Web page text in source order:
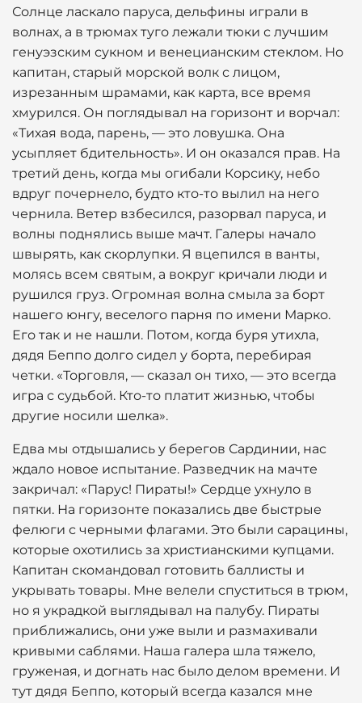
Солнце ласкало паруса, дельфины играли в
волнах, а в трюмах туго лежали тюки с лучшим
генуэзским сукном и венецианским стеклом. Но
капитан, старый морской волк с лицом,
изрезанным шрамами, как карта, все время
хмурился. Он поглядывал на горизонт и ворчал:
«Тихая вода, парень, — это ловушка. Она
усыпляет бдительность». И он оказался прав. На
третий день, когда мы огибали Корсику, небо
вдруг почернело, будто кто-то вылил на него
чернила. Ветер взбесился, разорвал паруса, и
волны поднялись выше мачт. Галеры начало
швырять, как скорлупки. Я вцепился в ванты,
молясь всем святым, а вокруг кричали люди и
рушился груз. Огромная волна смыла за борт
нашего юнгу, веселого парня по имени Марко.
Его так и не нашли. Потом, когда буря утихла,
дядя Беппо долго сидел у борта, перебирая
четки. «Торговля, — сказал он тихо, — это всегда
игра с судьбой. Кто-то платит жизнью, чтобы
другие носили шелка».
Едва мы отдышались у берегов Сардинии, нас
ждало новое испытание. Разведчик на мачте
закричал: «Парус! Пираты!» Сердце ухнуло в
пятки. На горизонте показались две быстрые
фелюги с черными флагами. Это были сарацины,
которые охотились за христианскими купцами.
Капитан скомандовал готовить баллисты и
укрывать товары. Мне велели спуститься в трюм,
но я украдкой выглядывал на палубу. Пираты
приближались, они уже выли и размахивали
кривыми саблями. Наша галера шла тяжело,
груженая, и догнать нас было делом времени. И
тут дядя Беппо, который всегда казался мне